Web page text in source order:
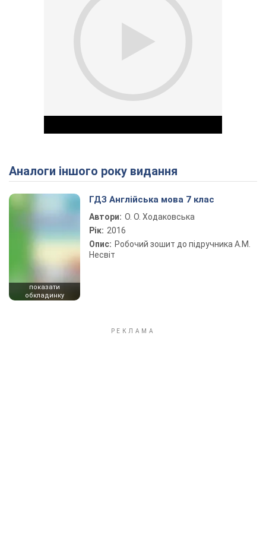
Play Video
Аналоги іншого року видання
показати
обкладинку
ГДЗ Англійська мова 7 клас
Автори: О. О. Ходаковська
Рік: 2016
Опис: Робочий зошит до підручника А.М.
Несвіт